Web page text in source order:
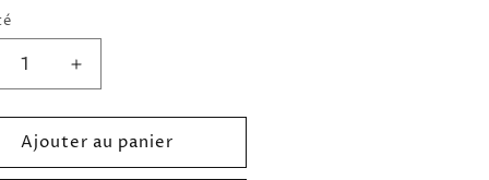
Augmenter
la
quantité
de
Le
Ajouter au panier